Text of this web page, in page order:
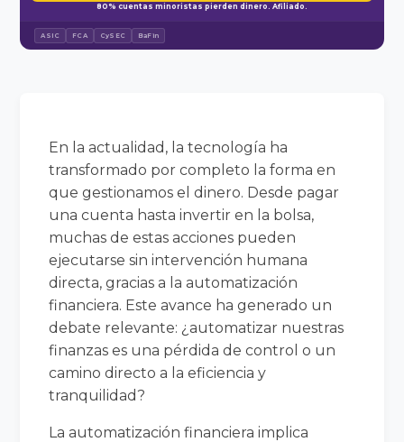
80% cuentas minoristas pierden dinero. Afiliado.
ASIC FCA CySEC BaFin
En la actualidad, la tecnología ha
transformado por completo la forma en
que gestionamos el dinero. Desde pagar
una cuenta hasta invertir en la bolsa,
muchas de estas acciones pueden
ejecutarse sin intervención humana
directa, gracias a la automatización
financiera. Este avance ha generado un
debate relevante: ¿automatizar nuestras
finanzas es una pérdida de control o un
camino directo a la eficiencia y
tranquilidad?
La automatización financiera implica